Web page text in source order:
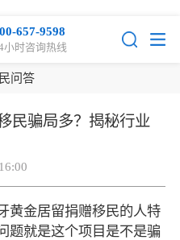
657-9598
小时咨询热线
问答
民骗局多？揭秘行业
黄金居留捐赠移民的人特
题就是这个项目是不是骗